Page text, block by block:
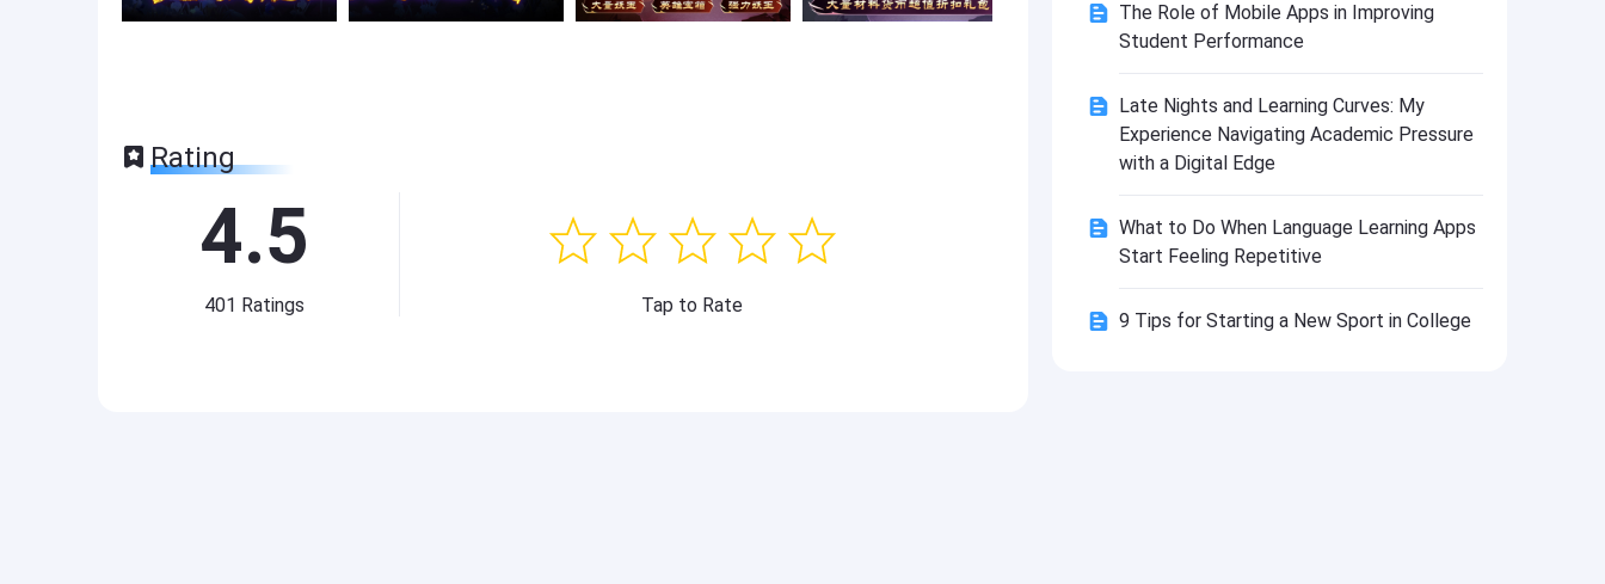
Rating
4.5
401 Ratings Tap to Rate
The Role of Mobile Apps in Improving
Student Performance
Late Nights and Learning Curves: My
Experience Navigating Academic Pressure
with a Digital Edge
What to Do When Language Learning Apps
Start Feeling Repetitive
9 Tips for Starting a New Sport in College